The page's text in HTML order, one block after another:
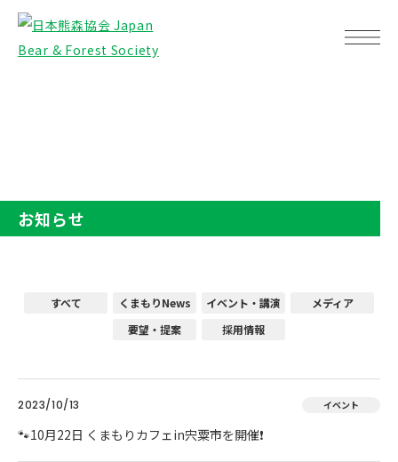
お知らせ
すべて くまもりNews イベント・講演
メディア
要望・提案
採用情報
2023/10/13 イベント
🐾10月22日 くまもりカフェin宍粟市を開催❗